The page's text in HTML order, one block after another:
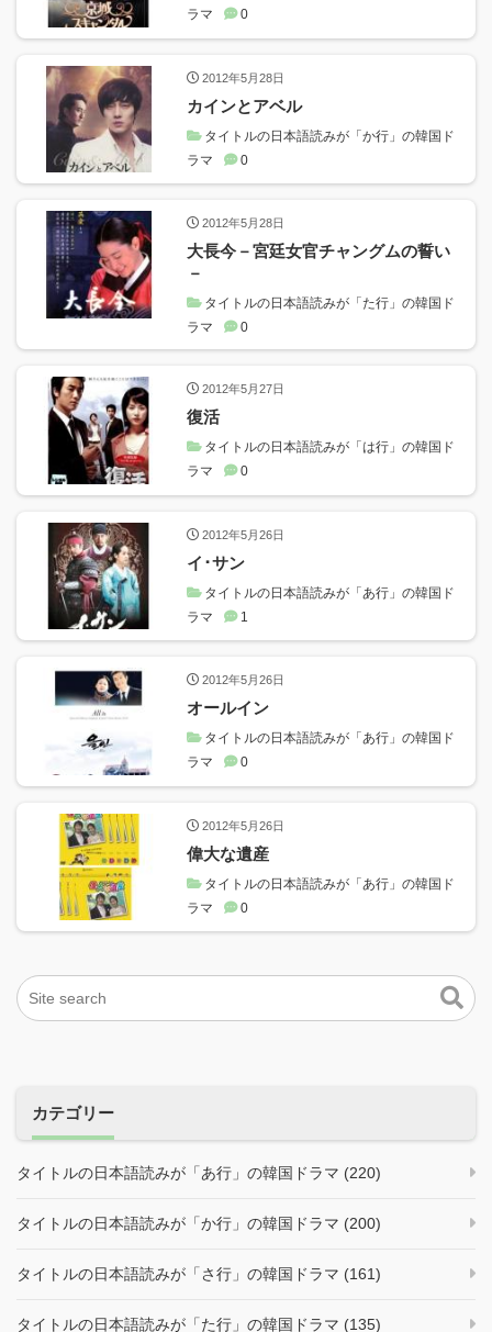
ラマ
0
2012年5月28日
カインとアベル
タイトルの日本語読みが「か行」の韓国ド
ラマ
0
2012年5月28日
大長今－宮廷女官チャングムの誓い
－
タイトルの日本語読みが「た行」の韓国ド
ラマ
0
2012年5月27日
復活
タイトルの日本語読みが「は行」の韓国ド
ラマ
0
2012年5月26日
イ･サン
タイトルの日本語読みが「あ行」の韓国ド
ラマ
1
2012年5月26日
オールイン
タイトルの日本語読みが「あ行」の韓国ド
ラマ
0
2012年5月26日
偉大な遺産
タイトルの日本語読みが「あ行」の韓国ド
ラマ
0
カテゴリー
タイトルの日本語読みが「あ行」の韓国ドラマ (220)
タイトルの日本語読みが「か行」の韓国ドラマ (200)
タイトルの日本語読みが「さ行」の韓国ドラマ (161)
タイトルの日本語読みが「た行」の韓国ドラマ (135)